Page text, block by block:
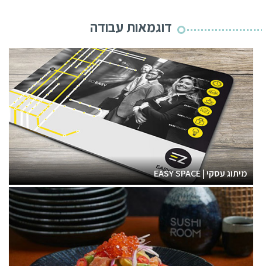
דוגמאות עבודה
מיתוג עסקי | EASY SPACE